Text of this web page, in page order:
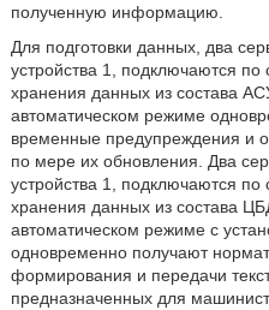
полученную информацию.
Для подготовки данных, два
устройства 1, подключаются
хранения данных из состава
автоматическом режиме
временные предупреждения и
по мере их обновления. Два
устройства 1, подключаются по
хранения данных из состава
автоматическом режиме с
одновременно получают
формирования и передачи
предназначенных для